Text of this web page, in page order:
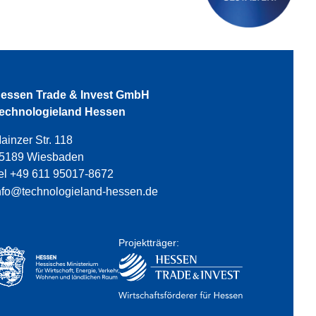
Trade & Invest GmbH
Hessen
Str. 118
Wiesbaden
+49 611 95017-8672
hessen.de
Projektträger: